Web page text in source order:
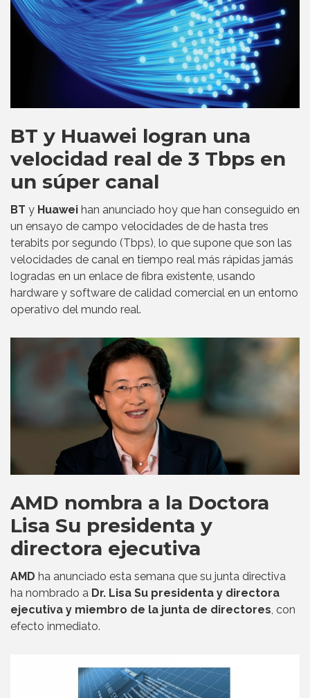
BT y Huawei logran una
velocidad real de 3 Tbps en
un súper canal
BT y Huawei han anunciado hoy que han conseguido en
un ensayo de campo velocidades de de hasta tres
terabits por segundo (Tbps), lo que supone que son las
velocidades de canal en tiempo real más rápidas jamás
logradas en un enlace de fibra existente, usando
hardware y software de calidad comercial en un entorno
operativo del mundo real.
AMD nombra a la Doctora
Lisa Su presidenta y
directora ejecutiva
AMD ha anunciado esta semana que su junta directiva
ha nombrado a Dr. Lisa Su presidenta y directora
ejecutiva y miembro de la junta de directores , con
efecto inmediato.